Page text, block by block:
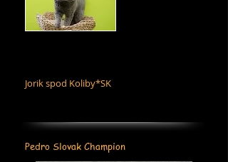
Jorik spod Koliby*SK
Pedro Slovak Champion